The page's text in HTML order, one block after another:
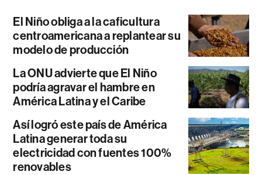
El Niño obliga a la caficultura
centroamericana a replantear su
modelo de producción
La ONU advierte que El Niño
podría agravar el hambre en
América Latina y el Caribe
Así logró este país de América
Latina generar toda su
electricidad con fuentes 100%
renovables